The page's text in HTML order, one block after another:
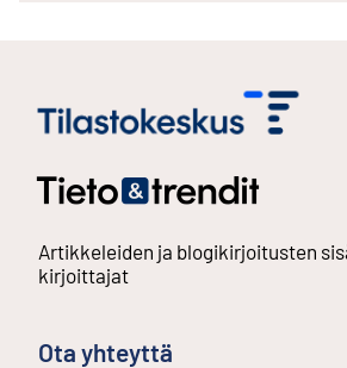
Artikkeleiden ja blogikirjoitusten
kirjoittajat
Ota yhteyttä